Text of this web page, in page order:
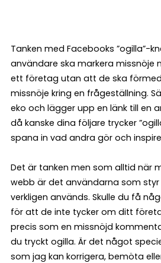
Tanken med Facebooks ”ogilla”-
användare ska markera missnöje
ett företag utan att de ska
missnöje kring en frågeställning.
eko och lägger upp en länk till en
då kanske dina följare trycker
spana in vad andra gör och
Det är tanken men som alltid när
webb är det användarna som styr
verkligen används. Skulle du få
för att de inte tycker om ditt
precis som en missnöjd
du tryckt ogilla. Är det något
som jag kan korrigera, bemöta